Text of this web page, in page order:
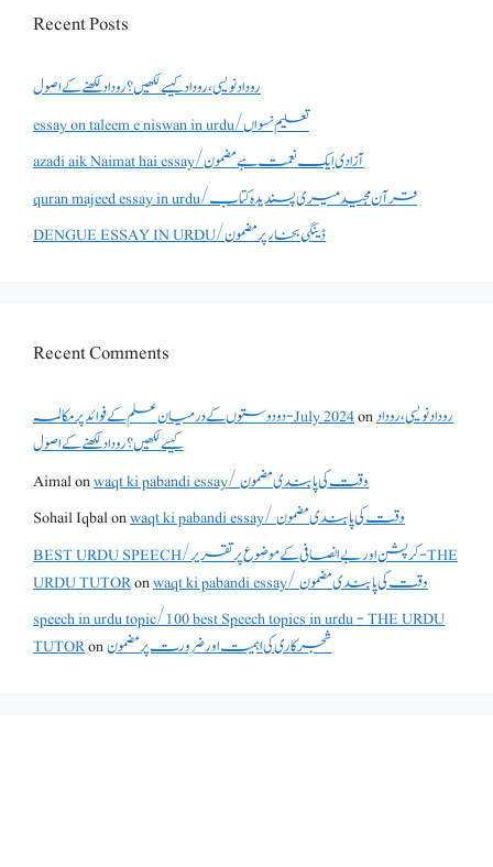
Recent Posts
روداد نویسی ،روداد کیسے لکھیں؟ روداد لکھنے کے اصول
essay on taleem e niswan in urdu/تعلیم نسواں
azadi aik Naimat hai essay/آزادی ایک نعمت ہے مضمون
quran majeed essay in urdu/قرآن مجید میری پسندیدہ کتاب
DENGUE ESSAY IN URDU/ڈینگی بخار پر مضمون
Recent Comments
دو دوستوں کے درمیان علم کے فوائد پر مکالمہ - July 2024onروداد نویسی ،روداد
کیسے لکھیں؟ روداد لکھنے کے اصول
Aimalon
waqt ki pabandi essay/ وقت کی پابندی مضمون
Sohail Iqbalon
waqt ki pabandi essay/ وقت کی پابندی مضمون
BEST URDU SPEECH/کرپشن اور بے انصافی کے موضوع پر تقریر - THE
URDU TUTORon
waqt ki pabandi essay/ وقت کی پابندی مضمون
speech in urdu topic/100 best Speech topics in urdu - THE URDU
TUTORonشجرکاری کی اہمیت اور ضرورت پر مضمون